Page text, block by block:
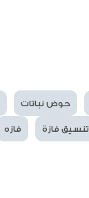
حوض نباتات
تنسيق فازة فازه